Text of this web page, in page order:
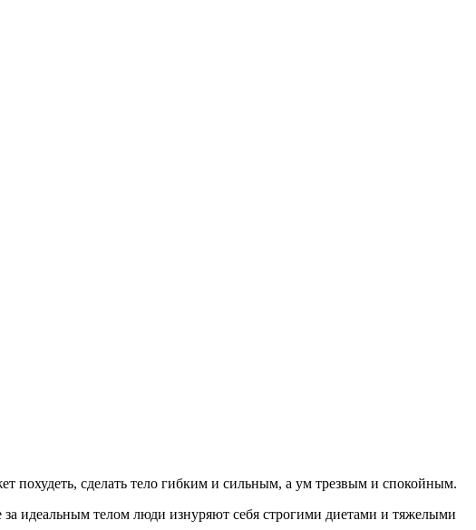
сделать тело гибким и сильным, а ум трезвым и спокойным.
идеальным телом люди изнуряют себя строгими диетами и тяжелыми